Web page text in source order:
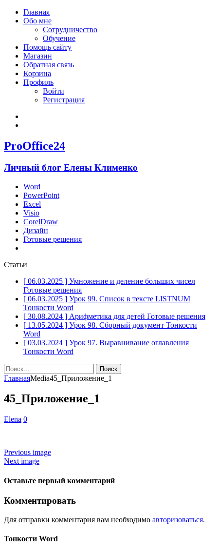
Главная
Обо мне
Сотрудничество
Обучение
Помощь сайту
Магазин
Обратная связь
Корзина
Профиль
Войти
Регистрация
ProOffice24
Личный блог Елены Клименко
Word
PowerPoint
Excel
Visio
CorelDraw
Дизайн
Готовые решения
Статьи
[ 06.03.2025 ] Умножение и деление больших чисел
Готовые решения
[ 06.03.2025 ] Урок 99. Список в тексте LISTNUM
Тонкости Word
[ 30.08.2024 ] Арифметика для детей Готовые решения
[ 13.05.2024 ] Урок 98. Сборный документ Тонкости
Word
[ 03.03.2024 ] Урок 97. Выравнивание оглавления
Тонкости Word
Найти:
ГлавнаяMedia45_Приложение_1
45_Приложение_1
Elena 0
Previous image
Next image
Оставьте первый комментарий
Комментировать
Для отправки комментария вам необходимо авторизоваться.
Тонкости Word